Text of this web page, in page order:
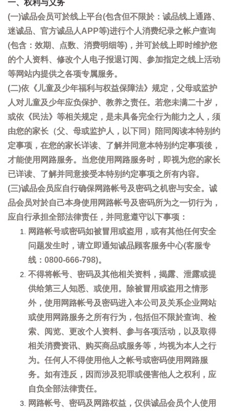
一、权利与义务
(一)诚品会员可於线上平台(包含但不限於：诚品线上通路、
迷诚品、官方诚品人APP等)进行个人消费纪录之帐户查询
(包含：效期、点数、消费明细等)，并可於线上即时维护您
的个人资料、修改个人电子报退订阅、参加指定之线上活动
等网站内提供之各项专属服务。
(二)依《儿童及少年福利与权益保障法》规定，父母或监护
人对儿童及少年应负保护、教养之责任。若您未满二十岁，
或依《民法》等相关规定，是未具备完全行为能力之人，须
由您的家长（父、母或监护人，以下同）陪同阅读本特别约
定事项，在您的家长详读、了解并同意本特别约定事项後，
才能使用网路服务。当您使用网路服务时，即视为您的家长
已详读、了解并同意接受本特别约定事项之所有内容。
(三)诚品会员应自行确保网路帐号及密码之机密与安全。诚
品会员对於自己本身使用网路帐号及密码所为之一切行为，
应自行承担全部法律责任，并同意遵守以下事项：
网路帐号或密码如被冒用或盗用，或有其他任何安全
问题发生时，请立即通知诚品顾客服务中心(客服专
线：0800-666-798)。
不得将帐号、密码及其他相关资料，揭露、泄露或提
供给第三人知悉、或使用。除被冒用或盗用之情形
外，使用网路帐号及密码进入本公司及关系企业网站
或使用网路服务之所有行为，包括但不限於查询、检
索、阅览、更改个人资料、参与各项活动，以及取得
相关消费资讯、购买商品或服务等，均视为本人之行
为。任何人不得使用他人之帐号或密码使用网路服
务。如有违反，因而涉及犯罪或侵害他人之权利，应
自负全部法律责任。
网路帐号、密码及网路权益，仅供诚品会员个人使用